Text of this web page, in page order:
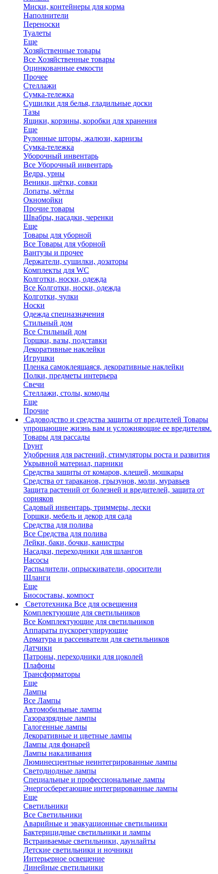
Миски, контейнеры для корма
Наполнители
Переноски
Туалеты
Еще
Хозяйственные товары
Все Хозяйственные товары
Оцинкованные емкости
Прочее
Стеллажи
Сумка-тележка
Сушилки для белья, гладильные доски
Тазы
Ящики, корзины, коробки для хранения
Еще
Рулонные шторы, жалюзи, карнизы
Сумка-тележка
Уборочный инвентарь
Все Уборочный инвентарь
Ведра, урны
Веники, щётки, совки
Лопаты, мётлы
Окномойки
Прочие товары
Швабры, насадки, черенки
Еще
Товары для уборной
Все Товары для уборной
Вантузы и прочее
Держатели, сушилки, дозаторы
Комплекты для WC
Колготки, носки, одежда
Все Колготки, носки, одежда
Колготки, чулки
Носки
Одежда спецназначения
Стильный дом
Все Стильный дом
Горшки, вазы, подставки
Декоративные наклейки
Игрушки
Пленка самоклеящаяся, декоративные наклейки
Полки, предметы интерьера
Свечи
Стеллажи, столы, комоды
Еще
Прочие
Садоводство и средства защиты от вредителей Товары
упрощающие жизнь вам и усложняющие ее вредителям.
Товары для рассады
Грунт
Удобрения для растений, стимуляторы роста и развития
Укрывной материал, парники
Средства защиты от комаров, клещей, мошкары
Средства от тараканов, грызунов, моли, муравьев
Защита растений от болезней и вредителей, защита от
сорняков
Садовый инвентарь, триммеры, лески
Горшки, мебель и декор для сада
Средства для полива
Все Средства для полива
Лейки, баки, бочки, канистры
Насадки, переходники для шлангов
Насосы
Распылители, опрыскиватели, оросители
Шланги
Еще
Биосоставы, компост
Светотехника Все для освещения
Комплектующие для светильников
Все Комплектующие для светильников
Аппараты пускорегулирующие
Арматура и рассеиватели для светильников
Датчики
Патроны, переходники для цоколей
Плафоны
Трансформаторы
Еще
Лампы
Все Лампы
Автомобильные лампы
Газоразрядные лампы
Галогенные лампы
Декоративные и цветные лампы
Лампы для фонарей
Лампы накаливания
Люминесцентные неинтегрированные лампы
Светодиодные лампы
Специальные и профессиональные лампы
Энергосберегающие интегрированные лампы
Еще
Светильники
Все Светильники
Аварийные и эвакуационные светильники
Бактерицидные светильники и лампы
Встраиваемые светильники, даунлайты
Детские светильники и ночники
Интерьерное освещение
Линейные светильники